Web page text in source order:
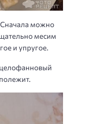
Сначала можно
месим
и упругое.
целофанновый